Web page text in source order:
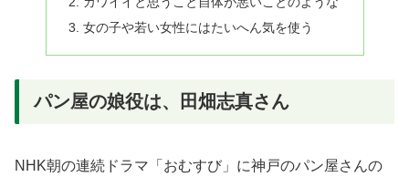
女の子や若い女性にはたいへん気を使う
パン屋の娘役は、田畑志真さん
NHK朝の連続ドラマ「おむすび」に神戸のパン屋さんの